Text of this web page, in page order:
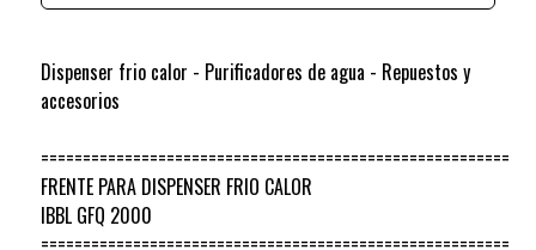
Dispenser frio calor - Purificadores de agua - Repuestos y
accesorios
========================================================
FRENTE PARA DISPENSER FRIO CALOR
IBBL GFQ 2000